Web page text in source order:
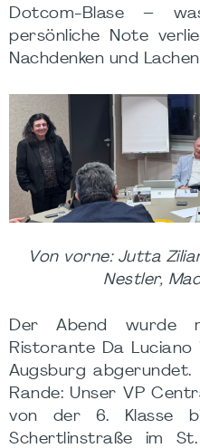
Dotcom-Blase –
persönliche Note
Nachdenken und
Von vorne: Jutta
Nestler,
Der Abend wurde
Ristorante Da
Augsburg abgerundet.
Rande: Unser VP
von der 6. Klasse
Schertlinstraße im